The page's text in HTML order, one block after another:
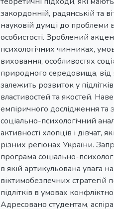
закордонній, радянській та
науковій думці до проблеми
особистості. Зроблений акцент
психологічних чинниках,
виховання, особливостях
природного середовища, від
залежить розвиток у підлітків
властивостей та якостей.
емпіричного дослідження та
соціально-психологічний
активності хлопців і дівчат,
різних регіонах України.
програма соціально-
в якій артикульована увага на
віктимобезпечних стратегій
підлітків в умовах конфліктної
Адресовано студентам,